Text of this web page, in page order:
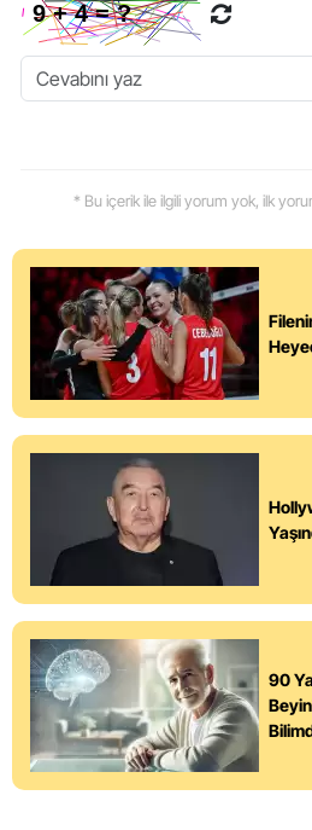
* Bu içerik ile ilgili yorum yok, ilk
90